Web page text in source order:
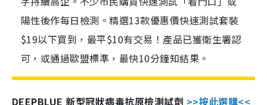
陽性後作每日檢測。精選13款優惠價快速測試套裝
$19以下買到，最平$10有交易！產品已獲衛生署認
可，或通過歐盟標準，最快10分鐘知結果。
DEEPBLUE 新型冠狀病毒抗原檢測試劑 >>按此選購<<